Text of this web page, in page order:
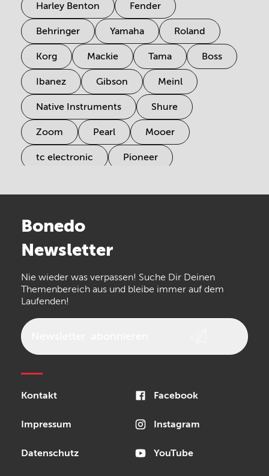
Harley Benton Fender
Behringer Yamaha Roland
Korg Mackie Tama Boss
Ibanez Gibson Meinl
Native Instruments Shure
Zoom Pearl Mooer
tc electronic Pioneer
Arturia
the t.bone
Walrus Audio Epiphone
Bonedo
Newsletter
Nie wieder was verpassen! Suche Dir Deinen
Themenbereich aus und bleibe immer auf dem
Laufenden!
Kontakt
Impressum
Datenschutz
Facebook
Instagram
YouTube